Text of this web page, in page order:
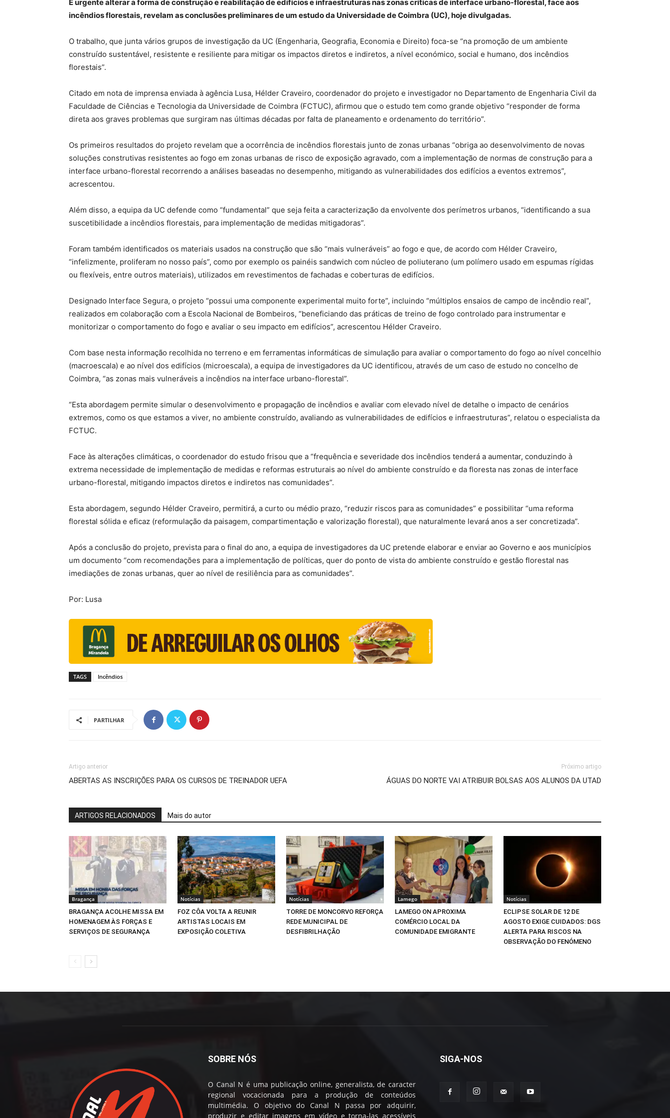
É urgente alterar a forma de construção e reabilitação de edifícios e infraestruturas nas zonas críticas de interface urbano-florestal, face aos
incêndios florestais, revelam as conclusões preliminares de um estudo da Universidade de Coimbra (UC), hoje divulgadas.
O trabalho, que junta vários grupos de investigação da UC (Engenharia, Geografia, Economia e Direito) foca-se “na promoção de um ambiente
construído sustentável, resistente e resiliente para mitigar os impactos diretos e indiretos, a nível económico, social e humano, dos incêndios
florestais”.
Citado em nota de imprensa enviada à agência Lusa, Hélder Craveiro, coordenador do projeto e investigador no Departamento de Engenharia Civil da
Faculdade de Ciências e Tecnologia da Universidade de Coimbra (FCTUC), afirmou que o estudo tem como grande objetivo “responder de forma
direta aos graves problemas que surgiram nas últimas décadas por falta de planeamento e ordenamento do território”.
Os primeiros resultados do projeto revelam que a ocorrência de incêndios florestais junto de zonas urbanas “obriga ao desenvolvimento de novas
soluções construtivas resistentes ao fogo em zonas urbanas de risco de exposição agravado, com a implementação de normas de construção para a
interface urbano-florestal recorrendo a análises baseadas no desempenho, mitigando as vulnerabilidades dos edifícios a eventos extremos”,
acrescentou.
Além disso, a equipa da UC defende como “fundamental” que seja feita a caracterização da envolvente dos perímetros urbanos, “identificando a sua
suscetibilidade a incêndios florestais, para implementação de medidas mitigadoras”.
Foram também identificados os materiais usados na construção que são “mais vulneráveis” ao fogo e que, de acordo com Hélder Craveiro,
“infelizmente, proliferam no nosso país”, como por exemplo os painéis sandwich com núcleo de poliuterano (um polímero usado em espumas rígidas
ou flexíveis, entre outros materiais), utilizados em revestimentos de fachadas e coberturas de edifícios.
Designado Interface Segura, o projeto “possui uma componente experimental muito forte”, incluindo “múltiplos ensaios de campo de incêndio real”,
realizados em colaboração com a Escola Nacional de Bombeiros, “beneficiando das práticas de treino de fogo controlado para instrumentar e
monitorizar o comportamento do fogo e avaliar o seu impacto em edifícios”, acrescentou Hélder Craveiro.
Com base nesta informação recolhida no terreno e em ferramentas informáticas de simulação para avaliar o comportamento do fogo ao nível concelhio
(macroescala) e ao nível dos edifícios (microescala), a equipa de investigadores da UC identificou, através de um caso de estudo no concelho de
Coimbra, “as zonas mais vulneráveis a incêndios na interface urbano-florestal”.
“Esta abordagem permite simular o desenvolvimento e propagação de incêndios e avaliar com elevado nível de detalhe o impacto de cenários
extremos, como os que estamos a viver, no ambiente construído, avaliando as vulnerabilidades de edifícios e infraestruturas”, relatou o especialista da
FCTUC.
Face às alterações climáticas, o coordenador do estudo frisou que a “frequência e severidade dos incêndios tenderá a aumentar, conduzindo à
extrema necessidade de implementação de medidas e reformas estruturais ao nível do ambiente construído e da floresta nas zonas de interface
urbano-florestal, mitigando impactos diretos e indiretos nas comunidades”.
Esta abordagem, segundo Hélder Craveiro, permitirá, a curto ou médio prazo, “reduzir riscos para as comunidades” e possibilitar “uma reforma
florestal sólida e eficaz (reformulação da paisagem, compartimentação e valorização florestal), que naturalmente levará anos a ser concretizada”.
Após a conclusão do projeto, prevista para o final do ano, a equipa de investigadores da UC pretende elaborar e enviar ao Governo e aos municípios
um documento “com recomendações para a implementação de políticas, quer do ponto de vista do ambiente construído e gestão florestal nas
imediações de zonas urbanas, quer ao nível de resiliência para as comunidades”.
Por: Lusa
TAGS Incêndios
PARTILHAR
Artigo anterior
ABERTAS AS INSCRIÇÕES PARA OS CURSOS DE TREINADOR UEFA
Próximo artigo
ÁGUAS DO NORTE VAI ATRIBUIR BOLSAS AOS ALUNOS DA UTAD
ARTIGOS RELACIONADOS Mais do autor
Bragança
BRAGANÇA ACOLHE MISSA EM
HOMENAGEM ÀS FORÇAS E
SERVIÇOS DE SEGURANÇA
Notícias
FOZ CÔA VOLTA A REUNIR
ARTISTAS LOCAIS EM
EXPOSIÇÃO COLETIVA
Notícias
TORRE DE MONCORVO REFORÇA
REDE MUNICIPAL DE
DESFIBRILHAÇÃO
Lamego
LAMEGO ON APROXIMA
COMÉRCIO LOCAL DA
COMUNIDADE EMIGRANTE
Notícias
ECLIPSE SOLAR DE 12 DE
AGOSTO EXIGE CUIDADOS: DGS
ALERTA PARA RISCOS NA
OBSERVAÇÃO DO FENÓMENO
SOBRE NÓS
O Canal N é uma publicação online, generalista, de caracter
regional vocacionada para a produção de conteúdos
multimédia. O objetivo do Canal N passa por adquirir,
produzir e editar imagens em vídeo e torna-las acessíveis
SIGA-NOS